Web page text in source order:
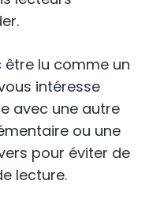
lu comme un
intéresse
avec une autre
ou une
pour éviter de
lecture.